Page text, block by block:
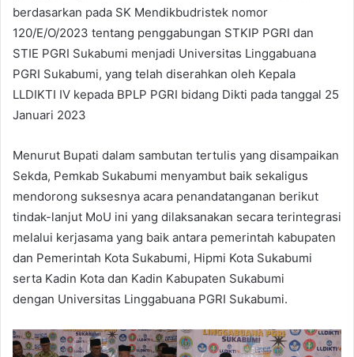
berdasarkan pada SK Mendikbudristek nomor
120/E/O/2023 tentang penggabungan STKIP PGRI dan
STIE PGRI Sukabumi menjadi Universitas Linggabuana
PGRI Sukabumi, yang telah diserahkan oleh Kepala
LLDIKTI IV kepada BPLP PGRI bidang Dikti pada tanggal 25
Januari 2023
Menurut Bupati dalam sambutan tertulis yang disampaikan
Sekda, Pemkab Sukabumi menyambut baik sekaligus
mendorong suksesnya acara penandatanganan berikut
tindak-lanjut MoU ini yang dilaksanakan secara terintegrasi
melalui kerjasama yang baik antara pemerintah kabupaten
dan Pemerintah Kota Sukabumi, Hipmi Kota Sukabumi
serta Kadin Kota dan Kadin Kabupaten Sukabumi
dengan Universitas Linggabuana PGRI Sukabumi.